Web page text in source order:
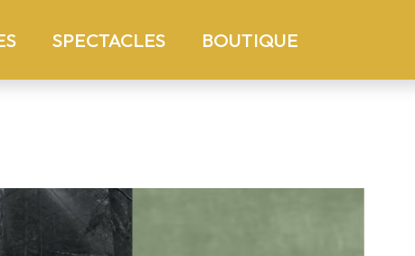
(current)SPECTACLES(current)BOUTIQUE